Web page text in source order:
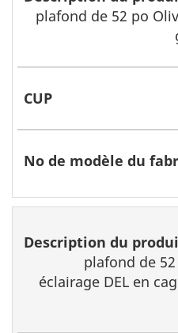
plafond de 52 po
plafond de
éclairage DEL en